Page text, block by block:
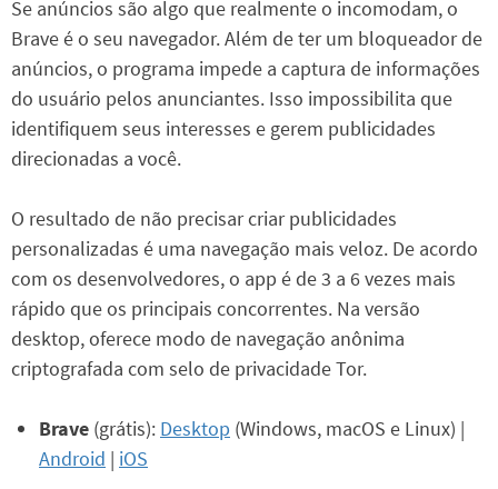
Se anúncios são algo que realmente o incomodam, o
Brave é o seu navegador. Além de ter um bloqueador de
anúncios, o programa impede a captura de informações
do usuário pelos anunciantes. Isso impossibilita que
identifiquem seus interesses e gerem publicidades
direcionadas a você.
O resultado de não precisar criar publicidades
personalizadas é uma navegação mais veloz. De acordo
com os desenvolvedores, o app é de 3 a 6 vezes mais
rápido que os principais concorrentes. Na versão
desktop, oferece modo de navegação anônima
criptografada com selo de privacidade Tor.
Brave (grátis): Desktop (Windows, macOS e Linux) |
Android | iOS